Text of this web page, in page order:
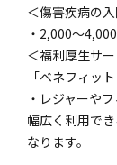
＜傷害疾病の
・2,000〜
＜福利厚生サ
「ベネフィッ
・レジャーや
幅広く利用で
なります。